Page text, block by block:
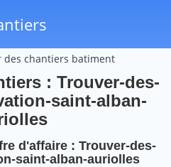
des chantiers batiment
: Trouver-des-
saint-alban-
d'affaire : Trouver-des-
saint-alban-auriolles